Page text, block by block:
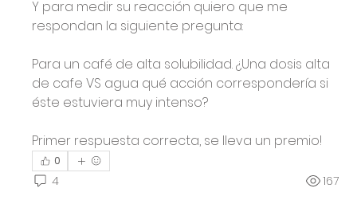
Y para medir su reacción quiero que me
respondan la siguiente pregunta:
Para un café de alta solubilidad. ¿Una dosis alta
de cafe VS agua qué acción correspondería si
éste estuviera muy intenso?
Primer respuesta correcta, se lleva un premio!
0
4 167